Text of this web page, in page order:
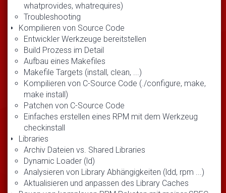
whatprovides, whatrequires)
Troubleshooting
Kompilieren von Source Code
Entwickler Werkzeuge bereitstellen
Build Prozess im Detail
Aufbau eines Makefiles
Makefile Targets (install, clean, ...)
Kompilieren von C-Source Code (./configure, make,
make install)
Patchen von C-Source Code
Einfaches erstellen eines RPM mit dem Werkzeug
checkinstall
Libraries
Archiv Dateien vs. Shared Libraries
Dynamic Loader (ld)
Analysieren von Library Abhängigkeiten (ldd, rpm ...)
Aktualisieren und anpassen des Library Caches